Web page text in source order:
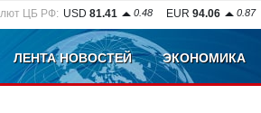
ЦБ РФ: USD 81.41 0.48 EUR 94.06 0.87
ЛЕНТА НОВОСТЕЙ ЭКОНОМИКА